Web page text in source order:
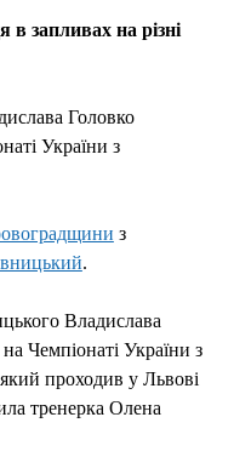
в запливах на різні
Головко
України з
з
.
Владислава
Чемпіонаті України з
проходив у Львові
тренерка Олена